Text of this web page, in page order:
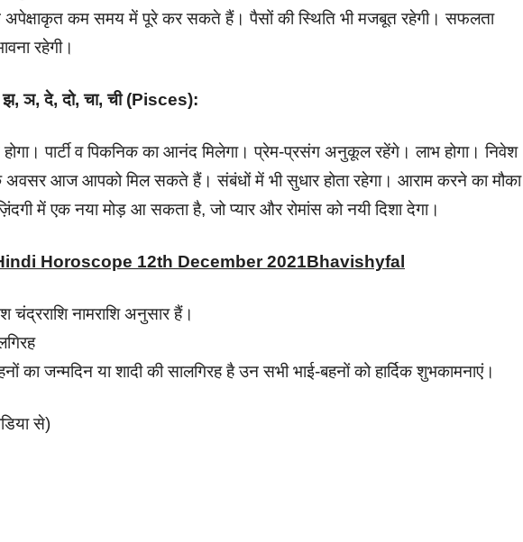
कम समय में पूरे कर सकते हैं। पैसों की स्थिति भी मजबूत रहेगी। सफलता
रहेगी।
झ, ञ, दे, दो, चा, ची (Pisces):
पार्टी व पिकनिक का आनंद मिलेगा। प्रेम-प्रसंग अनुकूल रहेंगे। लाभ होगा। निवेश
अवसर आज आपको मिल सकते हैं। संबंधों में भी सुधार होता रहेगा। आराम करने का मौका
में एक नया मोड़ आ सकता है, जो प्यार और रोमांस को नयी दिशा देगा।
Horoscope 12th December 2021Bhavishyfal
चंद्रराशि नामराशि अनुसार हैं।
का जन्मदिन या शादी की सालगिरह है उन सभी भाई-बहनों को हार्दिक शुभकामनाएं।
से)